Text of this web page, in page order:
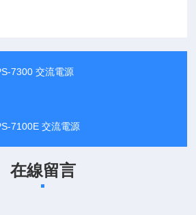
7300 交流電源
7100E 交流電源
在線留言